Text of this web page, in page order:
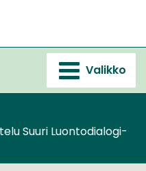
Valikko
Suuri Luontodialogi-